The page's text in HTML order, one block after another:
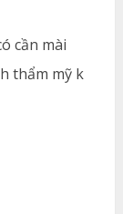
cần mài
thẩm mỹ k